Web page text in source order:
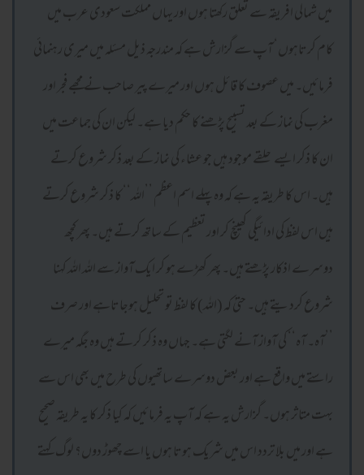
میں شمالی افریقہ سے تعلق رکھتا ہوں اور یہاں مملکت سعودی عرب میں
کام کرتاہوں‘ آپ سے گزارش ہے کہ مندرجہ ذیل مسئلہ میں میری رہنمائی
فرمائیں۔ میں عصوف کا قائل ہوں اور میرے پیر صاحب نے مجھے فجر اور
مغرب کی نماز کے بعد تسبیح پڑھنے کا حکم دیا ہے۔ لیکن ان کی جماعت میں
ان کا ذکر ایسے حلقے موجود ہیں جو عشاء کی نماز کے بعد ذکر شروع کرتے
ہیں۔ اس کا طریقہ یہ ہے کہ وہ پہلے اسم اعظم ’’اللہ‘‘ کا ذکر شروع کرتے
ہیں اس لفظ کی ادائیگی کھینچ کر اور تعظیم کے ساتھ کرتے ہیں۔ پھر کچھ
دوسرے اذکار پڑھتے ہیں۔ پھر کھڑے ہو کر ایک آواز سے اللہ اللہ کہنا
شروع کردیتے ہیں۔ حتیٰ کہ (اللہ) کا لفظ تو تحلیل ہوجاتاہے اور صرف
’’آہ۔ آہ‘‘ کی آواز آنے لگتی ہے۔ جہاں وہ ذکر کرتے ہیں وہ جگہ میرے
راستے میں واقع ہے اور بعض دوسرے ساتھیوں کی طرح میں بھی اس سے
بہت متاثر ہوں۔ گزارش یہ ہے کہ آپ یہ فرمائیں کہ کیا ذکر کا یہ طریقہ صحیح
ہے اور میں بلا تردد اس میں شریک ہوتا ہوں یا اسے چھوڑ دوں؟ لوگ کہتے